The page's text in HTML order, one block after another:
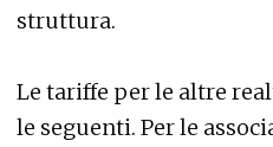
struttura.
Le tariffe per le altre
le seguenti. Per le